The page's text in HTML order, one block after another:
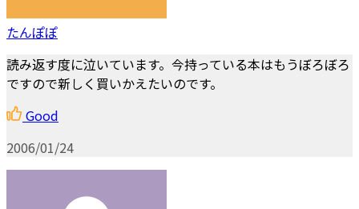
たんぽぽ
読み返す度に泣いています。今持っている本はもうぼろぼろ
ですので新しく買いかえたいのです。
Good
2006/01/24